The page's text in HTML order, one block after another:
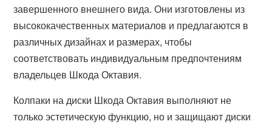
завершенного внешнего вида. Они изготовлены из
высококачественных материалов и предлагаются в
различных дизайнах и размерах, чтобы
соответствовать индивидуальным предпочтениям
владельцев Шкода Октавия.
Колпаки на диски Шкода Октавия выполняют не
только эстетическую функцию, но и защищают диски